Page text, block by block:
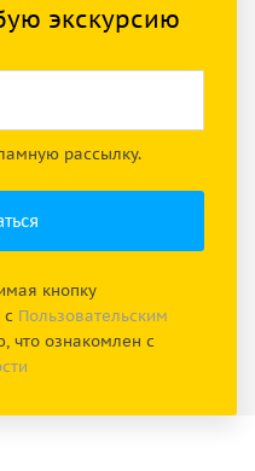
экскурсию
рассылку.
кнопку
Пользовательским
что ознакомлен с